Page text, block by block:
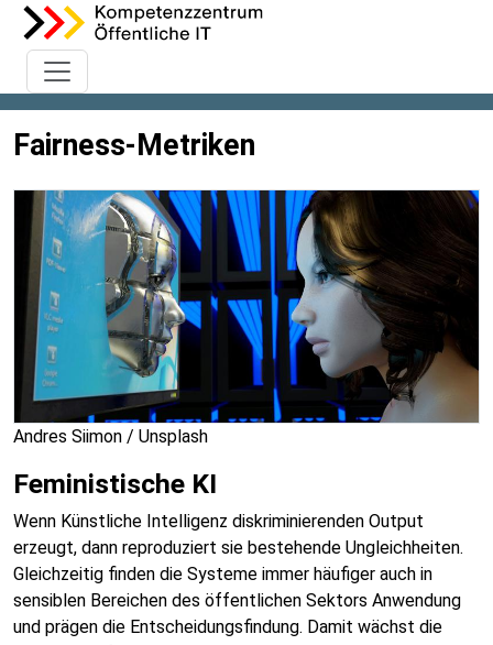
Fairness-Metriken
Andres Siimon / Unsplash
Feministische KI
Wenn Künstliche Intelligenz diskriminierenden Output
erzeugt, dann reproduziert sie bestehende Ungleichheiten.
Gleichzeitig finden die Systeme immer häufiger auch in
sensiblen Bereichen des öffentlichen Sektors Anwendung
und prägen die Entscheidungsfindung. Damit wächst die